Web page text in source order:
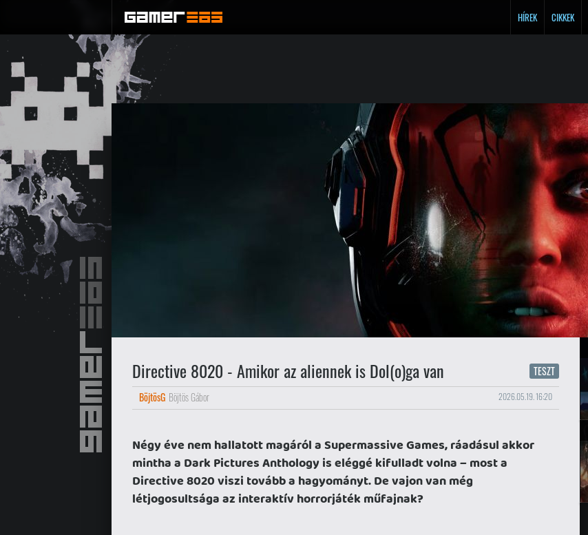
HÍREK CIKKEK
Directive 8020 - Amikor az aliennek is Dol(o)ga van
TESZT
BöjtösG Böjtös Gábor 2026.05.19. 16:20
Négy éve nem hallatott magáról a Supermassive Games, ráadásul akkor
mintha a Dark Pictures Anthology is eléggé kifulladt volna – most a
Directive 8020 viszi tovább a hagyományt. De vajon van még
létjogosultsága az interaktív horrorjáték műfajnak?